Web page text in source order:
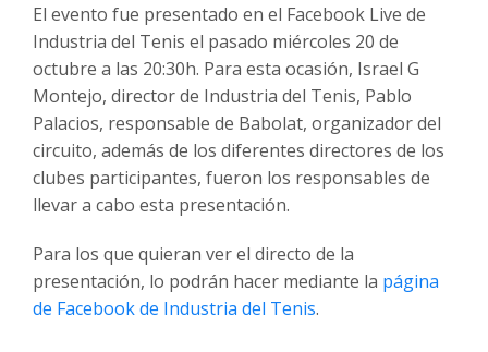
El evento fue presentado en el Facebook Live de
Industria del Tenis el pasado miércoles 20 de
octubre a las 20:30h. Para esta ocasión, Israel G
Montejo, director de Industria del Tenis, Pablo
Palacios, responsable de Babolat, organizador del
circuito, además de los diferentes directores de los
clubes participantes, fueron los responsables de
llevar a cabo esta presentación.
Para los que quieran ver el directo de la
presentación, lo podrán hacer mediante la página
de Facebook de Industria del Tenis.